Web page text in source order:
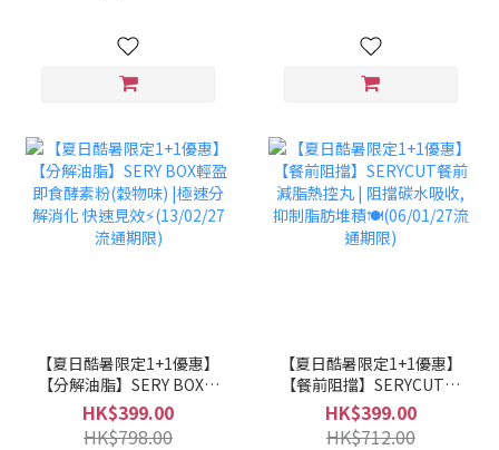
【夏日酷暑限定1+1優惠】
【分解油脂】SERY BOX輕
盈即食酵素粉(穀物味) |極
速分解消化 快速見效
HK$399.00
HK$798.00
【夏日酷暑限定1+1優惠】
【餐前阻擋】SERYCUT餐
前減脂熱控丸 | 阻擋碳水
吸收, 抑制脂肪堆積🍽️
HK$399.00
HK$712.00